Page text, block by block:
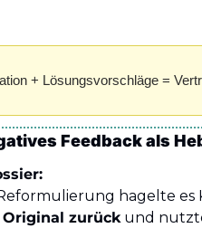
+ Lösungsvorschläge =
Feedback als
hagelte es
zurück und